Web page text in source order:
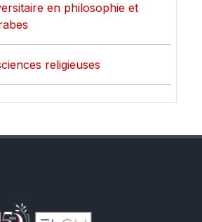
en philosophie et
religieuses